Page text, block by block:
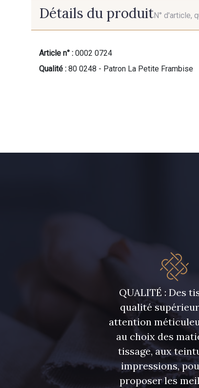
Détails du produitN° d'article,
Article n° : 0002 0724
Qualité : 80 0248 - Patron La Petite Frambise
QUALITÉ : Des
qualité
attention
au choix des
tissage, aux
impressions,
proposer les